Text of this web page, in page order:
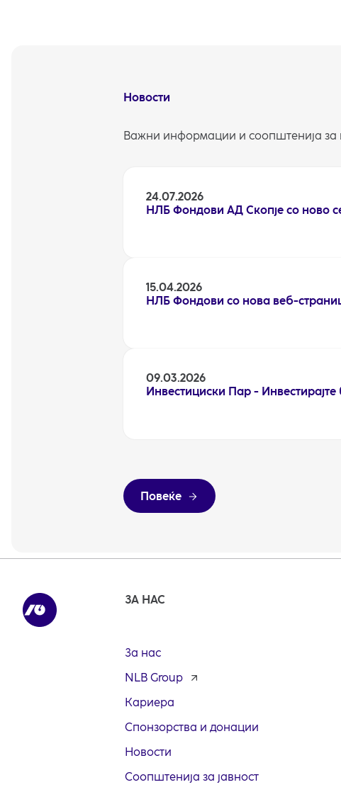
Новости
Важни информации и соопштенија за
24.07.2026
НЛБ Фондови АД Скопје со ново
15.04.2026
НЛБ Фондови со нова веб-
09.03.2026
Инвестициски Пар -
Повеќе
ЗА НАС
За нас
NLB Group
opens
in
a
new
Кариера
Спонзорства и донации
Новости
Соопштенија за јавност